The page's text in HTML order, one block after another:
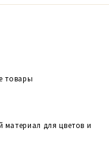
товары
материал для цветов и